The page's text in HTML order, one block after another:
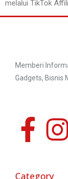
melalui TikTok
Memberi
Gadgets, Bisnis
Category